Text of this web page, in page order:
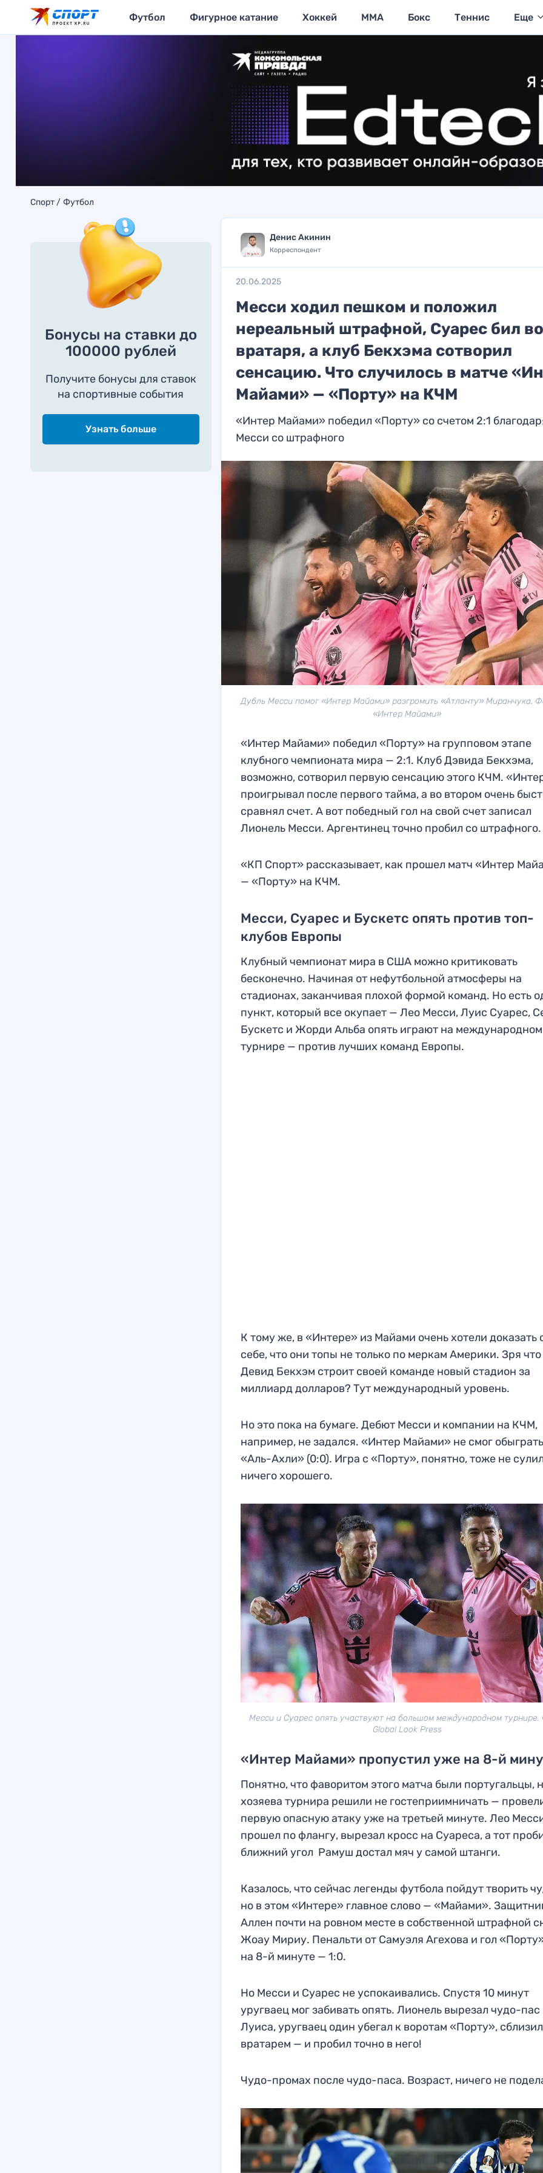
Футбол Фигурное катание Хоккей MMA Бокс Теннис Еще
Спорт Футбол
Бонусы на ставки до
100000 рублей
Получите бонусы для ставок
на спортивные события
Узнать больше
Денис Акинин
Корреспондент
20.06.2025
Месси ходил пешком и положил
нереальный штрафной, Суарес бил
вратаря, а клуб Бекхэма сотворил
сенсацию. Что случилось в матче
Майами» — «Порту» на КЧМ
«Интер Майами» победил «Порту» со счетом 2:1
Месси со штрафного
Дубль Месси помог «Интер Майами» разгромить «Атланту» Миранчука.
«Интер Майами»
«Интер Майами» победил «Порту» на групповом этапе
клубного чемпионата мира — 2:1. Клуб Дэвида Бекхэма,
возможно, сотворил первую сенсацию этого КЧМ.
проигрывал после первого тайма, а во втором очень
сравнял счет. А вот победный гол на свой счет записал
Лионель Месси. Аргентинец точно пробил со
«КП Спорт» рассказывает, как прошел матч «Интер
— «Порту» на КЧМ.
Месси, Суарес и Бускетс опять против топ-
клубов Европы
Клубный чемпионат мира в США можно критиковать
бесконечно. Начиная от нефутбольной атмосферы на
стадионах, заканчивая плохой формой команд. Но есть
пункт, который все окупает — Лео Месси, Луис Суарес,
Бускетс и Жорди Альба опять играют на международном
турнире — против лучших команд Европы.
К тому же, в «Интере» из Майами очень хотели доказать
себе, что они топы не только по меркам Америки. Зря
Девид Бекхэм строит своей команде новый стадион за
миллиард долларов? Тут международный уровень.
Но это пока на бумаге. Дебют Месси и компании на КЧМ,
например, не задался. «Интер Майами» не смог
«Аль-Ахли» (0:0). Игра с «Порту», понятно, тоже не
ничего хорошего.
Месси и Суарес опять участвуют на большом международном турнире.
Global Look Press
«Интер Майами» пропустил уже на 8-й
Понятно, что фаворитом этого матча были португальцы,
хозяева турнира решили не гостеприимничать —
первую опасную атаку уже на третьей минуте. Лео
прошел по флангу, вырезал кросс на Суареса, а тот
ближний угол Рамуш достал мяч у самой штанги.
Казалось, что сейчас легенды футбола пойдут творить
но в этом «Интере» главное слово — «Майами».
Аллен почти на ровном месте в собственной штрафной
Жоау Мириу. Пенальти от Самуэля Агехова и гол
на 8-й минуте — 1:0.
Но Месси и Суарес не успокаивались. Спустя 10 минут
уругваец мог забивать опять. Лионель вырезал чудо-пас
Луиса, уругваец один убегал к воротам «Порту»,
вратарем — и пробил точно в него!
Чудо-промах после чудо-паса. Возраст, ничего не